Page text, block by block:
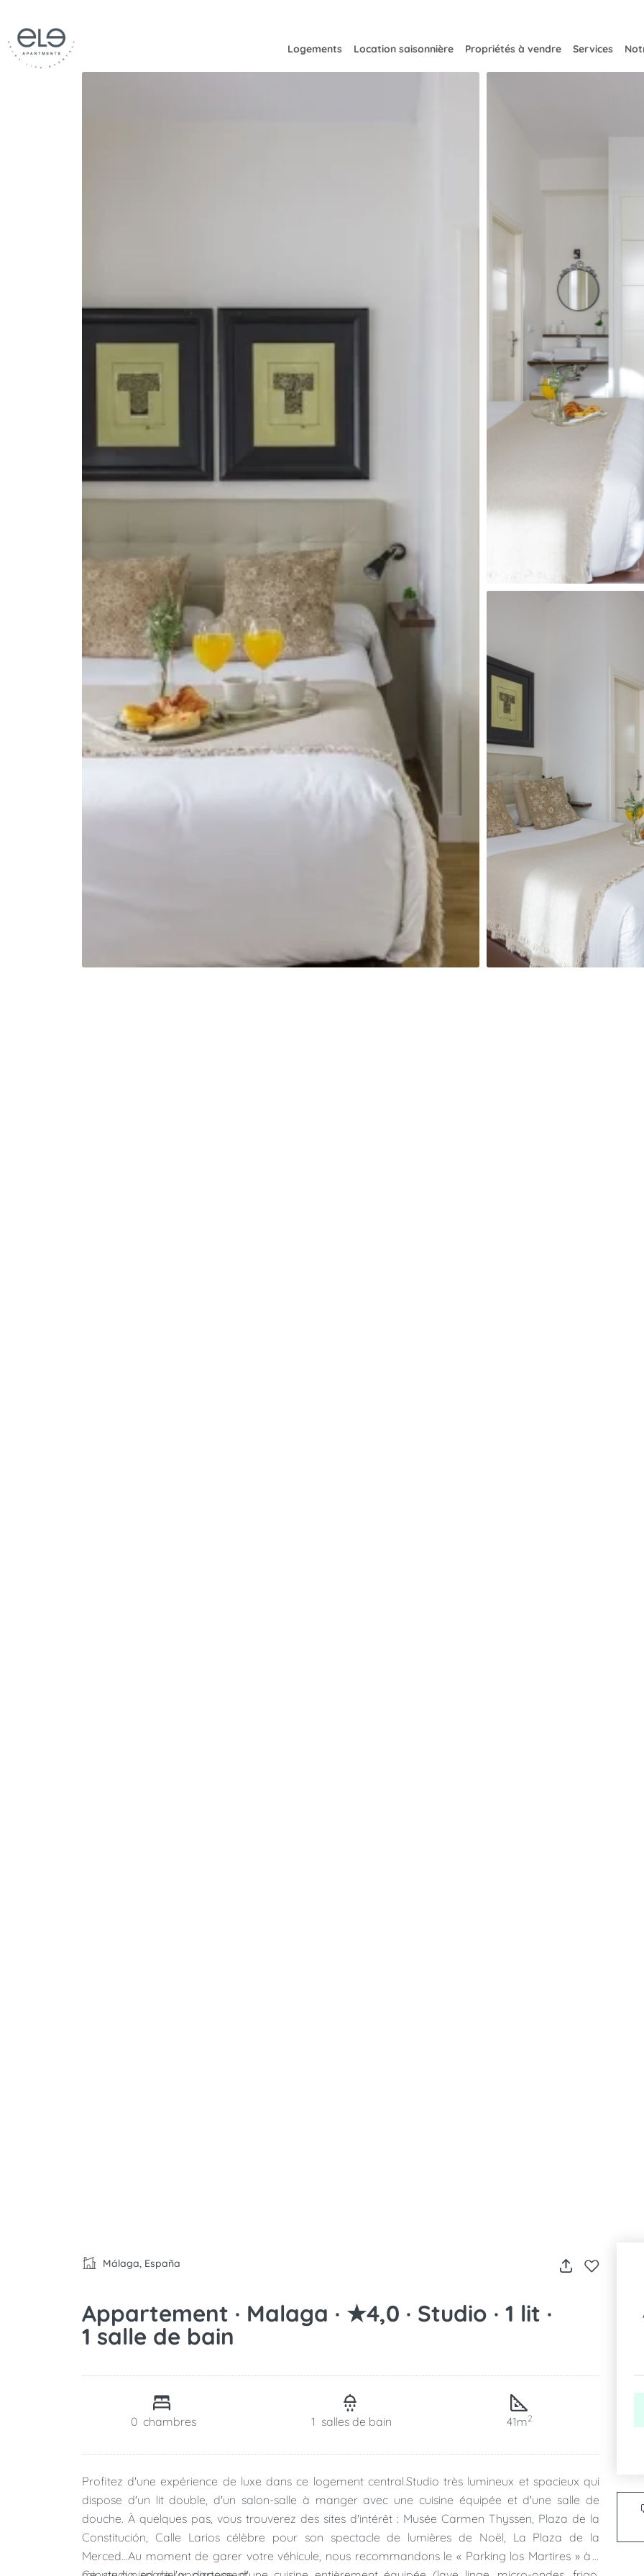
Logements Location saisonnière Propriétés à vendre Services
Málaga, España
Appartement · Malaga · ★4,0 · Studio · 1 lit ·
1 salle de bain
0 chambres 1 salles de bain 41m2
Profitez d'une expérience de luxe dans ce logement central.Studio très lumineux et spacieux qui
dispose d'un lit double, d'un salon-salle à manger avec une cuisine équipée et d'une salle de
douche. À quelques pas, vous trouverez des sites d'intérêt : Musée Carmen Thyssen, Plaza de la
Constitución, Calle Larios célèbre pour son spectacle de lumières de Noël, La Plaza de la
Merced...Au moment de garer votre véhicule, nous recommandons le « Parking los Martires » à 1